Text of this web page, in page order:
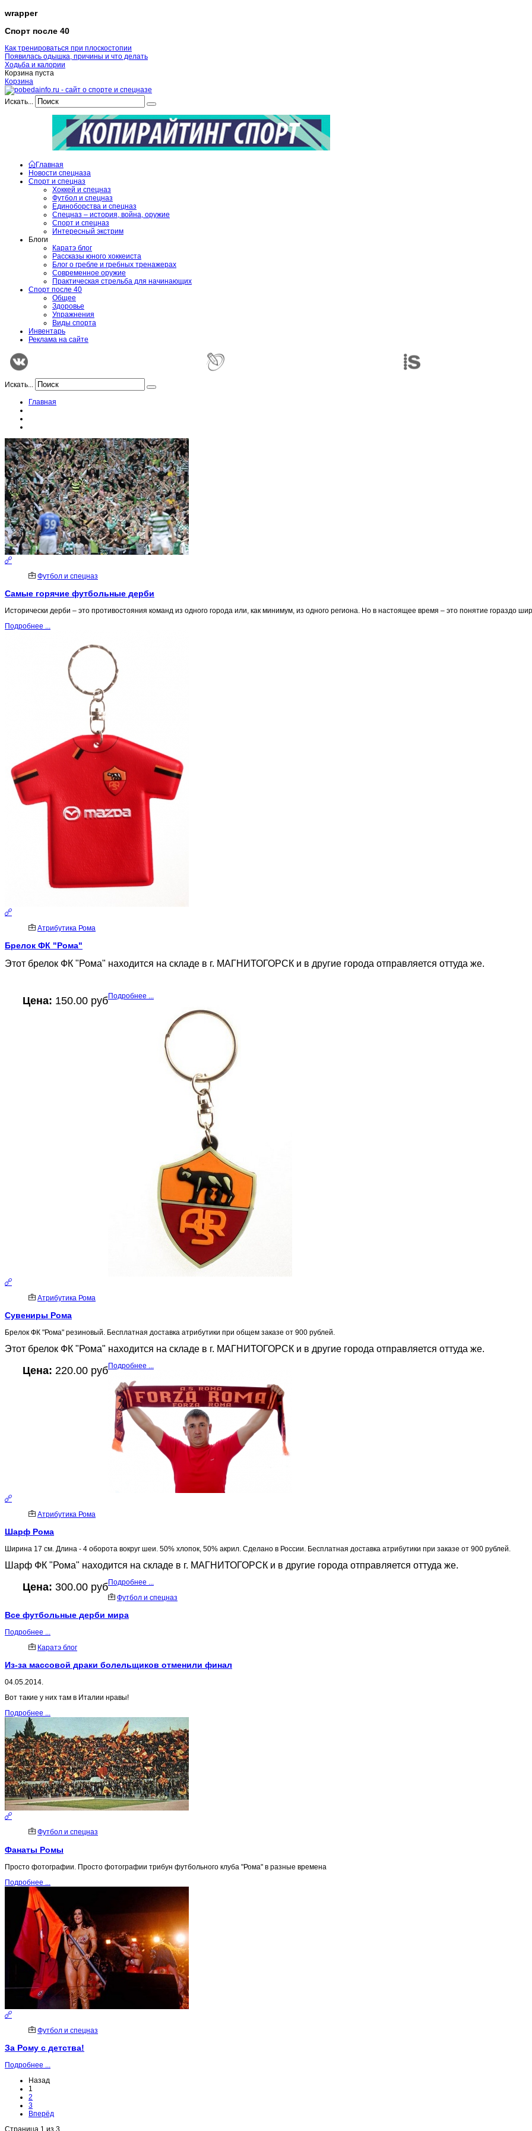
wrapper
Спорт после 40
Как тренироваться при плоскостопии
Появилась одышка, причины и что делать
Ходьба и калории
Корзина пуста
Корзина
Искать...
Главная
Новости спецназа
Спорт и спецназ
Хоккей и спецназ
Футбол и спецназ
Единоборства и спецназ
Спецназ – история, война, оружие
Спорт и спецназ
Интересный экстрим
Блоги
Каратэ блог
Рассказы юного хоккеиста
Блог о гребле и гребных тренажерах
Современное оружие
Практическая стрельба для начинающих
Спорт после 40
Общее
Здоровье
Упражнения
Виды спорта
Инвентарь
Реклама на сайте
Искать...
Главная
Футбол и спецназ
Самые горячие футбольные дерби
Исторически дерби – это противостояния команд из одного города или, как минимум, из одного региона. Но в настоящее время – это понятие гораздо
Подробнее ...
Атрибутика Рома
Брелок ФК "Рома"
Этот брелок ФК "Рома" находится на складе в г. МАГНИТОГОРСК и в другие города отправляется оттуда же.
Цена: 150.00 рубПодробнее ...
Атрибутика Рома
Сувениры Рома
Брелок ФК "Рома" резиновый. Бесплатная доставка атрибутики при общем заказе от 900 рублей.
Этот брелок ФК "Рома" находится на складе в г. МАГНИТОГОРСК и в другие города отправляется оттуда же.
Цена: 220.00 рубПодробнее ...
Атрибутика Рома
Шарф Рома
Ширина 17 см. Длина - 4 оборота вокруг шеи. 50% хлопок, 50% акрил. Сделано в России. Бесплатная доставка атрибутики при заказе от 900 рублей.
Шарф ФК "Рома" находится на складе в г. МАГНИТОГОРСК и в другие города отправляется оттуда же.
Цена: 300.00 рубПодробнее ...
Футбол и спецназ
Все футбольные дерби мира
Подробнее ...
Каратэ блог
Из-за массовой драки болельщиков отменили финал
04.05.2014.
Вот такие у них там в Италии нравы!
Подробнее ...
Футбол и спецназ
Фанаты Ромы
Просто фотографии. Просто фотографии трибун футбольного клуба "Рома" в разные времена
Подробнее ...
Футбол и спецназ
За Рому с детства!
Подробнее ...
Назад
1
2
3
Вперёд
Страница 1 из 3